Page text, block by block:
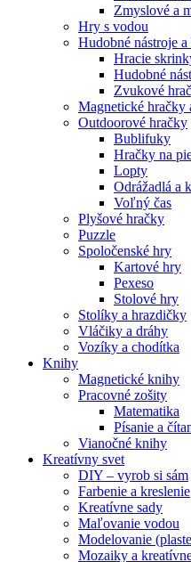
Zmyslové a
Hry s vodou
Hudobné nástroje
Hracie
Hudobné
Zvukové
Magnetické hračky
Outdoorové hračky
Bublifuky
Hračky na
Lopty
Odrážadlá a
Voľný čas
Plyšové hračky
Puzzle
Spoločenské hry
Kartové hry
Pexeso
Stolové hry
Stolíky a hrazdičky
Vláčiky a dráhy
Vozíky a chodítka
Knihy
Magnetické knihy
Pracovné zošity
Matematika
Písanie a
Vianočné knihy
Kreatívny svet
DIY – vyrob si sám
Farbenie a kreslenie
Kreatívne sady
Maľovanie vodou
Modelovanie
Mozaiky a